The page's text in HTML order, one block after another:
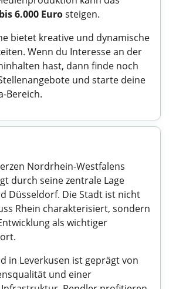
6.000 Eurosteigen.
bietet kreative und dynamische
Wenn du Interesse an der
hast, dann finde noch
und starte deine
Bereich.
Nordrhein-Westfalens
durch seine zentrale Lage
Düsseldorf. Die Stadt ist nicht
Rhein charakterisiert, sondern
als wichtiger
in Leverkusen ist geprägt von
und einer